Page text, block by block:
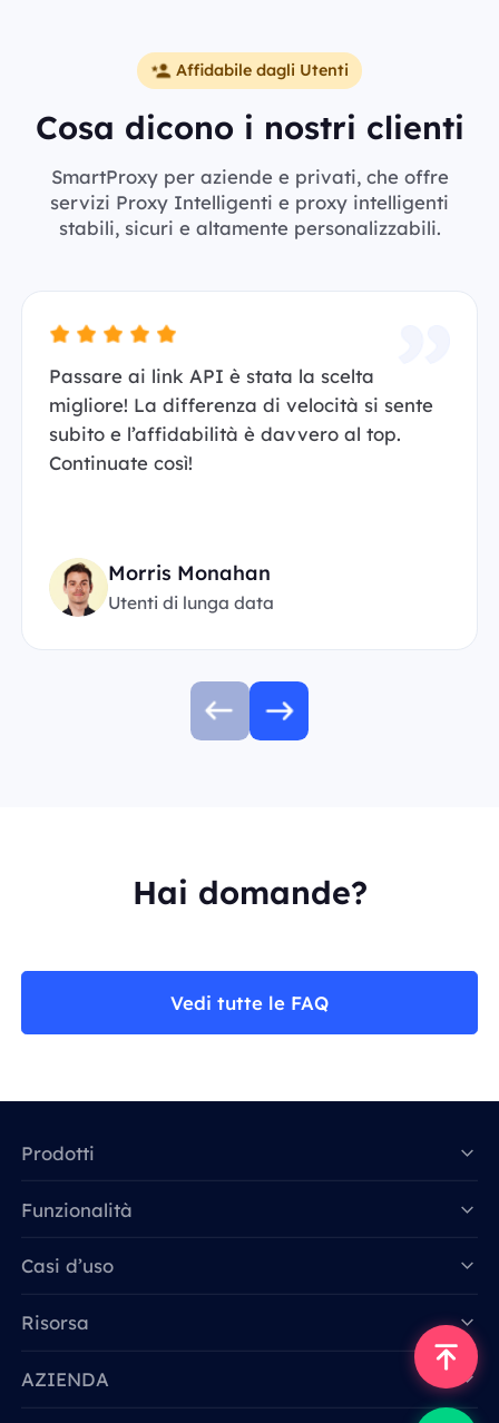
Affidabile dagli Utenti
Cosa dicono i nostri clienti
SmartProxy per aziende e privati, che offre
servizi Proxy Intelligenti e proxy intelligenti
stabili, sicuri e altamente personalizzabili.
Passare ai link API è stata la scelta
migliore! La differenza di velocità si sente
subito e l’affidabilità è davvero al top.
Continuate così!
Morris Monahan
Utenti di lunga data
Hai domande?
Vedi tutte le FAQ
Prodotti
Funzionalità
Casi d’uso
Risorsa
AZIENDA